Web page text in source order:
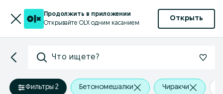
Продолжить в приложении
Открывайте OLX одним касанием
Открыть
Что ищете?
Фильтры·2 Бетономешалки Чиракчи